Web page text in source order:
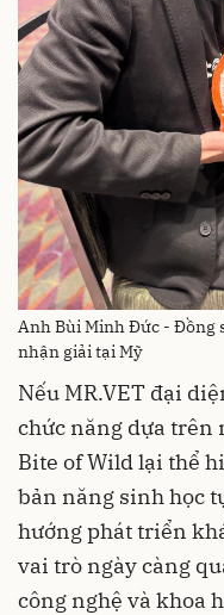
Anh Bùi Minh Đức - Đồng
nhận giải tại Mỹ
Nếu MR.VET đại
chức năng dựa trên
Bite of Wild lại thể
bản năng sinh học
hướng phát triển
vai trò ngày càng
công nghệ và khoa